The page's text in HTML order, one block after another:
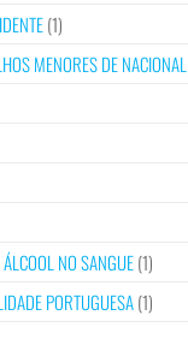
(1)
MENORES DE
NO SANGUE(1)
PORTUGUESA(1)